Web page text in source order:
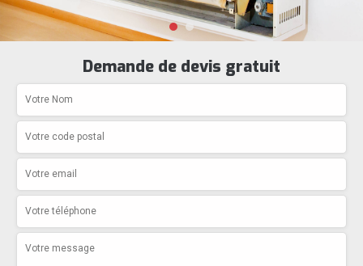
Demande de devis gratuit